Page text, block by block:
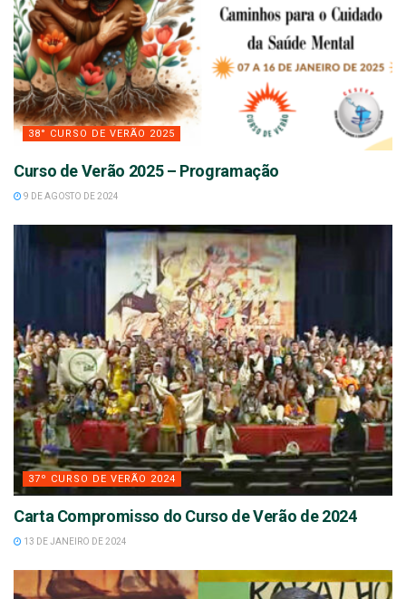
38° CURSO DE VERÃO 2025
Curso de Verão 2025 – Programação
9 DE AGOSTO DE 2024
37º CURSO DE VERÃO 2024
Carta Compromisso do Curso de Verão de 2024
13 DE JANEIRO DE 2024